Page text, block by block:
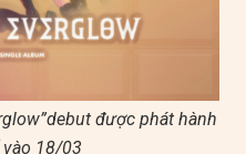
được phát hành
18/03